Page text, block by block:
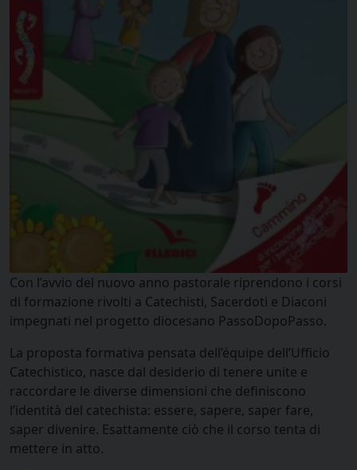
Con l’avvio del nuovo anno pastorale riprendono i corsi
di formazione rivolti a Catechisti, Sacerdoti e Diaconi
impegnati nel progetto diocesano PassoDopoPasso.
La proposta formativa pensata dell’équipe dell’Ufficio
Catechistico, nasce dal desiderio di tenere unite e
raccordare le diverse dimensioni che definiscono
l’identità del catechista: essere, sapere, saper fare,
saper divenire. Esattamente ciò che il corso tenta di
mettere in atto.